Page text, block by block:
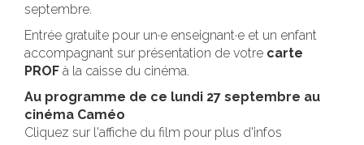
septembre.
Entrée gratuite pour un·e enseignant·e et un enfant
accompagnant sur présentation de votre carte
PROF à la caisse du cinéma.
Au programme de ce lundi 27 septembre au
cinéma Caméo
Cliquez sur l'affiche du film pour plus d'infos